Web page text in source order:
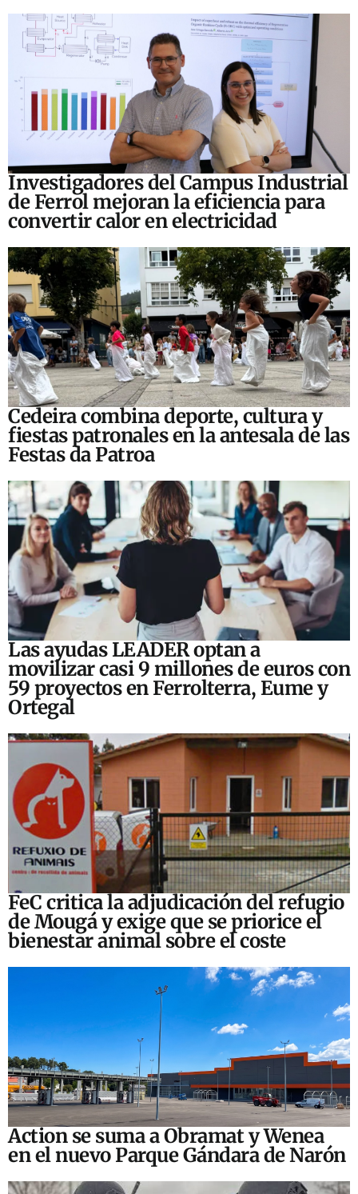
Investigadores del Campus Industrial
de Ferrol mejoran la eficiencia para
convertir calor en electricidad
Cedeira combina deporte, cultura y
fiestas patronales en la antesala de las
Festas da Patroa
Las ayudas LEADER optan a
movilizar casi 9 millones de euros con
59 proyectos en Ferrolterra, Eume y
Ortegal
FeC critica la adjudicación del refugio
de Mougá y exige que se priorice el
bienestar animal sobre el coste
Action se suma a Obramat y Wenea
en el nuevo Parque Gándara de Narón